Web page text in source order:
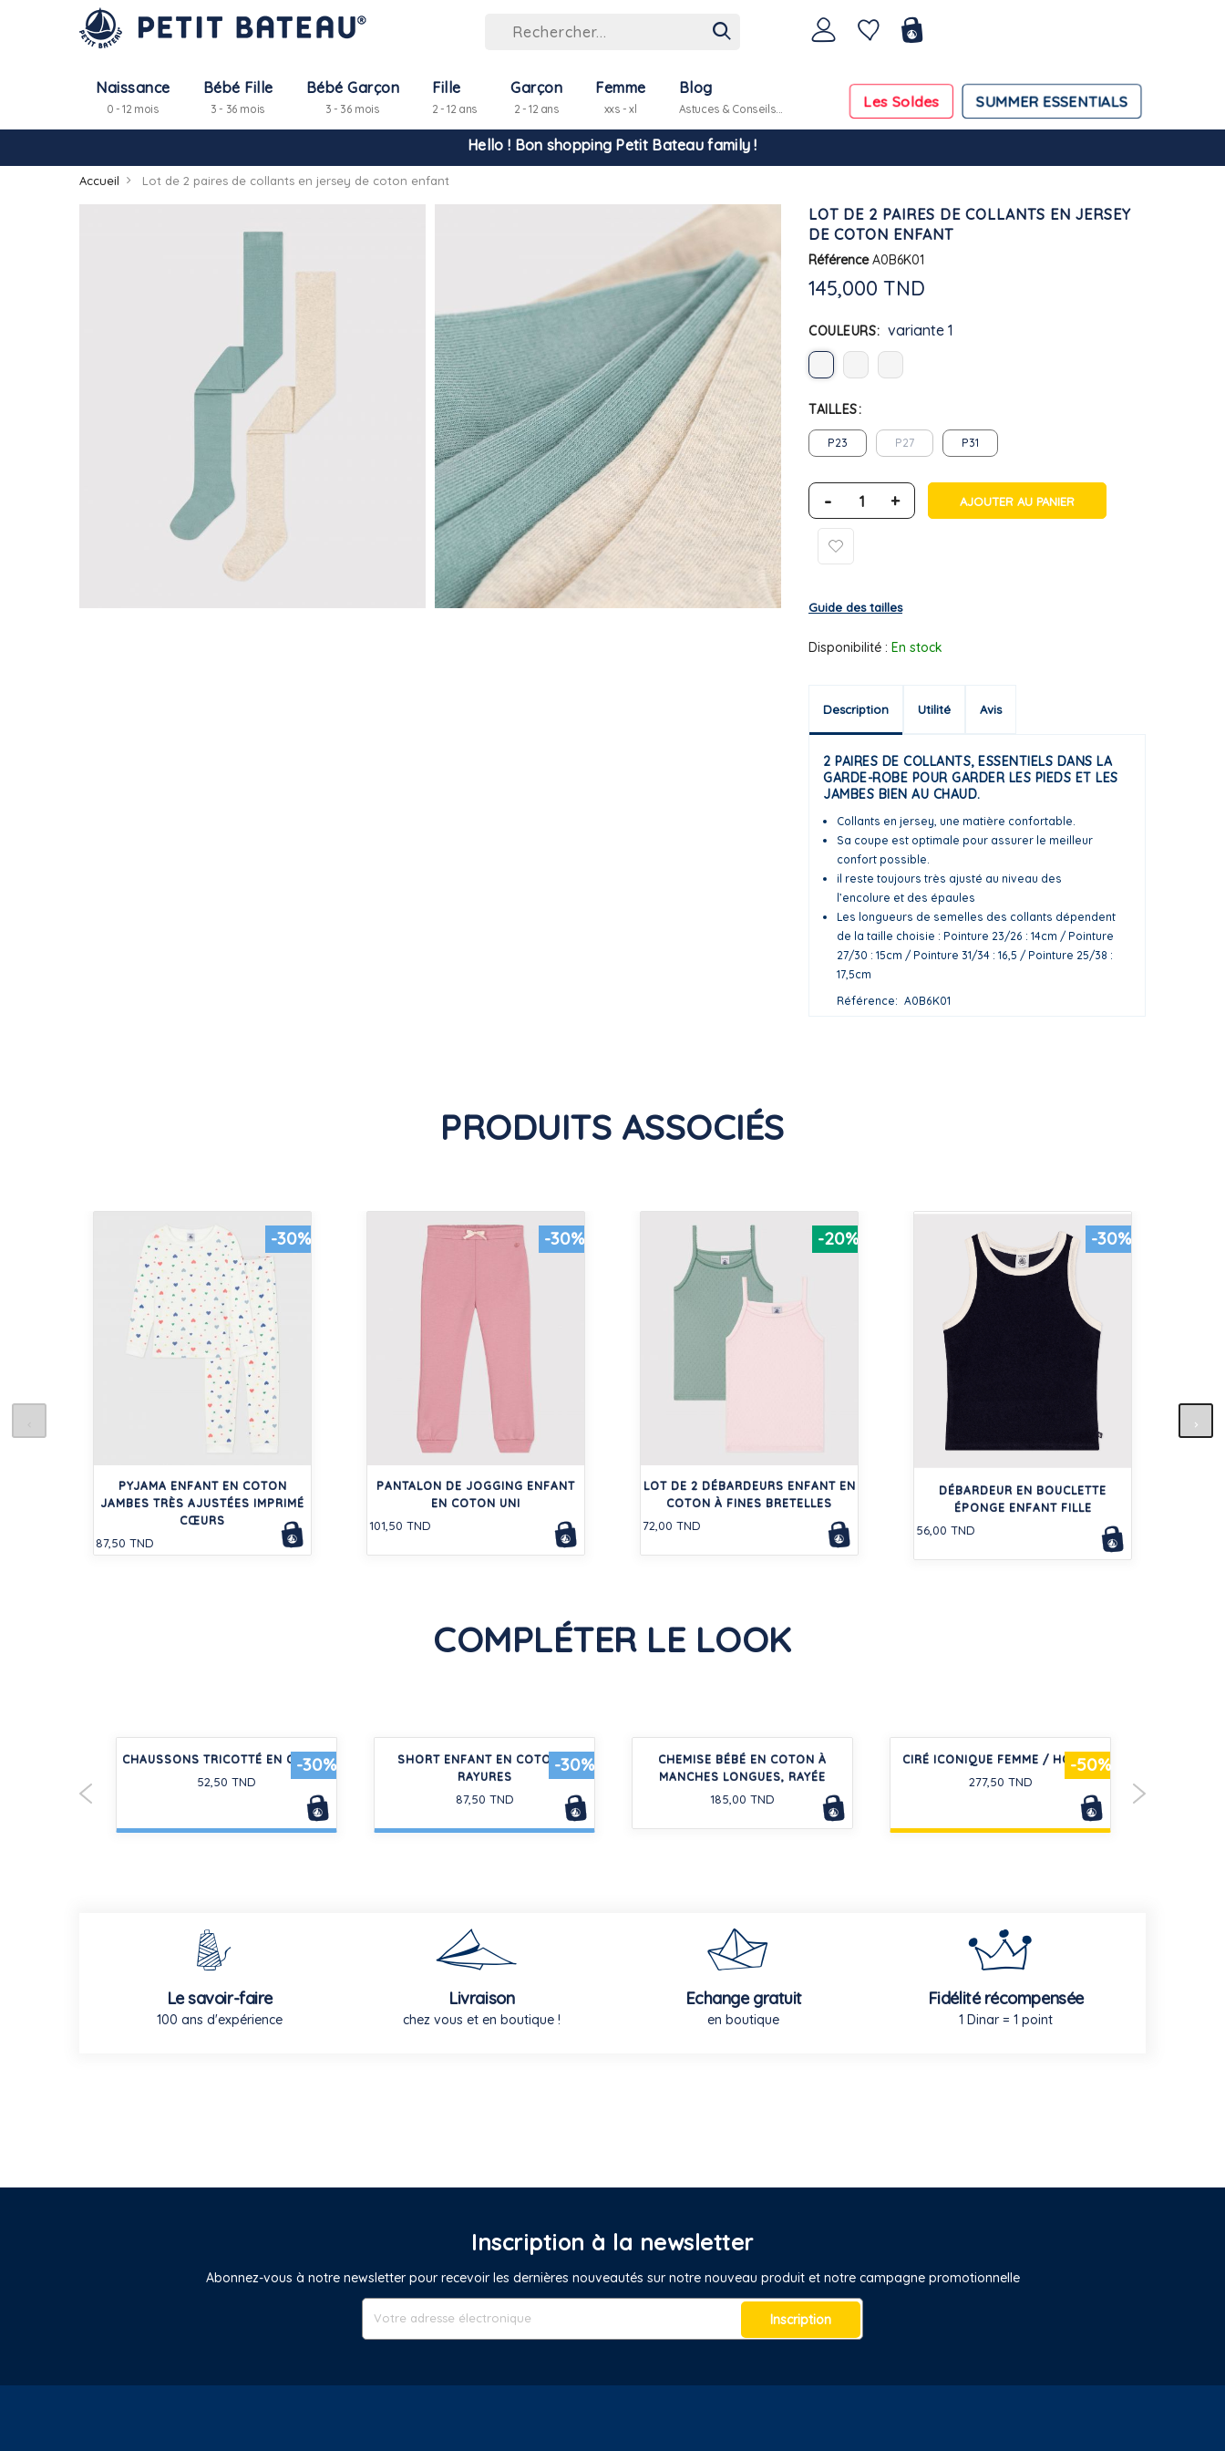
Naissance
0 - 12 mois
Bébé Fille
3 - 36 mois
Bébé Garçon
3 - 36 mois
Fille
2 - 12 ans
Garçon
2 - 12 ans
Femme
xxs - xl SUMMER ESSENTIALS
Les Soldes
Blog
Astuces & Conseils...
Hello ! Bon shopping Petit Bateau family !
La livraison est assurée partout en Tunisie !
-10% pour tout paiement par carte bancaire (hors promo)
Accueil Lot de 2 paires de collants en jersey de coton enfant
LOT DE 2 PAIRES DE COLLANTS EN JERSEY
DE COTON ENFANT
Référence A0B6K01
145,000 TND
COULEURS variante 1
TAILLES
P23 P27 P31
- + AJOUTER AU PANIER
Guide des tailles
Disponibilité : En stock
Description Utilité Avis
2 PAIRES DE COLLANTS, ESSENTIELS DANS LA
GARDE-ROBE POUR GARDER LES PIEDS ET LES
JAMBES BIEN AU CHAUD.
Collants en jersey, une matière confortable.
Sa coupe est optimale pour assurer le meilleur
confort possible.
il reste toujours très ajusté au niveau des
l’encolure et des épaules
Les longueurs de semelles des collants dépendent
de la taille choisie : Pointure 23/26 : 14cm / Pointure
27/30 : 15cm / Pointure 31/34 : 16,5 / Pointure 25/38 :
17,5cm
Référence
A0B6K01
PRODUITS ASSOCIÉS
-30%
PYJAMA ENFANT EN COTON
JAMBES TRÈS AJUSTÉES IMPRIMÉ
CŒURS
87,50 TND
-30%
PANTALON DE JOGGING ENFANT
EN COTON UNI
101,50 TND
-20%
LOT DE 2 DÉBARDEURS ENFANT EN
COTON À FINES BRETELLES
72,00 TND
-30%
DÉBARDEUR EN BOUCLETTE
ÉPONGE ENFANT FILLE
56,00 TND
COMPLÉTER LE LOOK
-30%
CHAUSSONS TRICOTTÉ EN COTON
52,50 TND
-30%
SHORT ENFANT EN COTON À
RAYURES
87,50 TND
CHEMISE BÉBÉ EN COTON À
MANCHES LONGUES, RAYÉE
185,00 TND
-50%
CIRÉ ICONIQUE FEMME / HOMME
277,50 TND
Le savoir-faire
100 ans d'expérience
Livraison
chez vous et en boutique !
Echange gratuit
en boutique
Fidélité récompensée
1 Dinar = 1 point
Inscription à la newsletter
Abonnez-vous à notre newsletter pour recevoir les dernières nouveautés sur notre nouveau produit et notre campagne promotionnelle
Inscription